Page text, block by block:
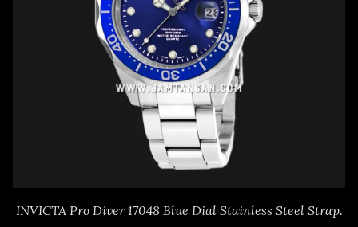
INVICTA Pro Diver 17048 Blue Dial Stainless Steel Strap.